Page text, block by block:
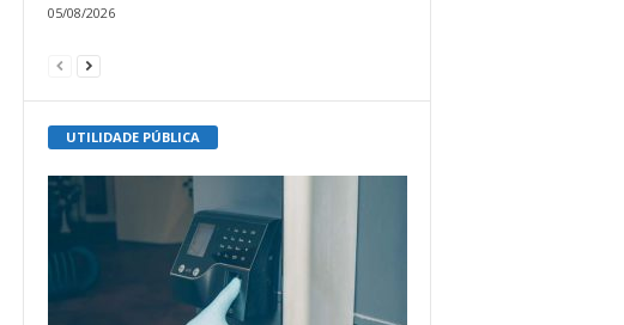
05/08/2026
UTILIDADE PÚBLICA